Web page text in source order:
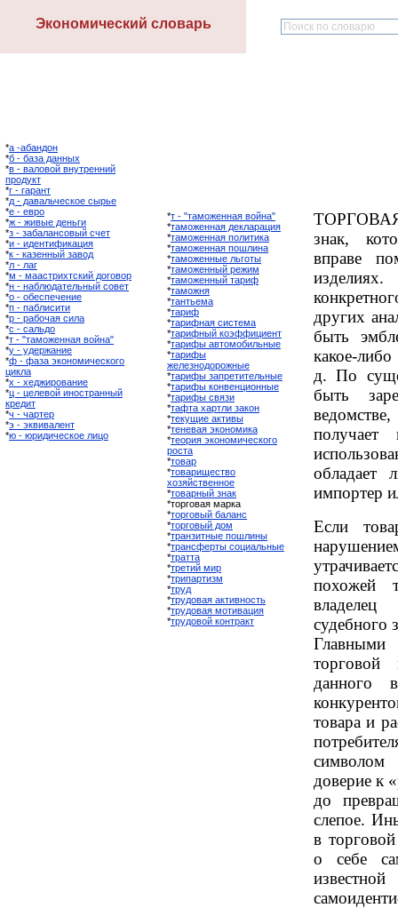
Экономический словарь
*а -абандон
*б - база данных
*в - валовой внутренний
продукт
*г - гарант
*д - давальческое сырье
*е - евро
*ж - живые деньги
*з - забалансовый счет
*и - идентификация
*к - казенный завод
*л - лаг
*м - маастрихтский договор
*н - наблюдательный совет
*о - обеспечение
*п - паблисити
*р - рабочая сила
*с - сальдо
*т - "таможенная война"
*у - удержание
*ф - фаза экономического
цикла
*х - хеджирование
*ц - целевой иностранный
кредит
*ч - чартер
*э - эквивалент
*ю - юридическое лицо
*т - "таможенная война"
*таможенная декларация
*таможенная политика
*таможенная пошлина
*таможенные льготы
*таможенный режим
*таможенный тариф
*таможня
*тантьема
*тариф
*тарифная система
*тарифный коэффициент
*тарифы автомобильные
*тарифы
железнодорожные
*тарифы запретительные
*тарифы конвенционные
*тарифы связи
*тафта хартли закон
*текущие активы
*теневая экономика
*теория экономического
роста
*товар
*товарищество
хозяйственное
*товарный знак
*торговая марка
*торговый баланс
*торговый дом
*транзитные пошлины
*трансферты социальные
*тратта
*третий мир
*трипартизм
*труд
*трудовая активность
*трудовая мотивация
*трудовой контракт
знак,
вправе
других
быть
какое-
д. По
быть
обладает
импортер
Если
похожей
судебного
торговой
данного
товара и
символом
доверие к
до
слепое.
в
о себе